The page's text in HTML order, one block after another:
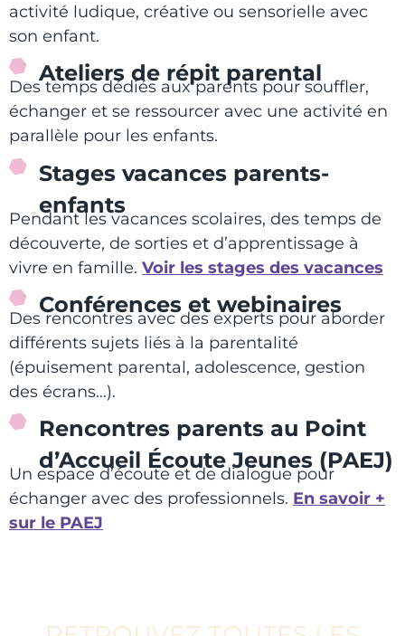
activité ludique, créative ou sensorielle avec
son enfant.
Ateliers de répit parental
Des temps dédiés aux parents pour souffler,
échanger et se ressourcer avec une activité en
parallèle pour les enfants.
Stages vacances parents-
enfants
Pendant les vacances scolaires, des temps de
découverte, de sorties et d’apprentissage à
vivre en famille. Voir les stages des vacances
Conférences et webinaires
Des rencontres avec des experts pour aborder
différents sujets liés à la parentalité
(épuisement parental, adolescence, gestion
des écrans…).
Rencontres parents au Point
d’Accueil Écoute Jeunes (PAEJ)
Un espace d’écoute et de dialogue pour
échanger avec des professionnels. En savoir +
sur le PAEJ